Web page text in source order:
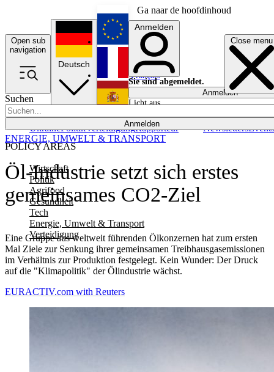
Ga naar de hoofdinhoud
Open sub
navigation
Close menu
Suchen
Anmelden
POLICY AREAS
Wirtschaft
Politik
Agrifood
Gesundheit
Tech
Energie, Umwelt & Transport
Verteidigung
UkrainePolitikVerteidigungRapporteur NewslettersEvents
Deutsch
English
Français
Anmelden
Sie sind abgemeldet.
Anmelden
Licht aus
Öl-Industrie setzt sich erstes
gemeinsames CO2-Ziel
Eine Gruppe aus weltweit führenden Ölkonzernen hat zum ersten
Mal Ziele zur Senkung ihrer gemeinsamen Treibhausgasemissionen
im Verhältnis zur Produktion festgelegt. Kein Wunder: Der Druck
auf die "Klimapolitik" der Ölindustrie wächst.
ENERGIE, UMWELT & TRANSPORT
EURACTIV.com with Reuters